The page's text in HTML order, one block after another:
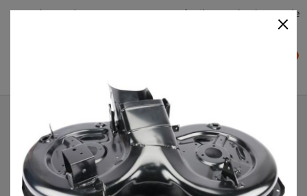
Plateaudecoupe.com : Trouver facilement le plateau de
Accueil
Plateau de coupe
Plateau de coupe 92 cm 3825640751 pour SABO 92 H F
(2012)
×